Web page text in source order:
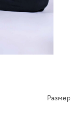
Размер